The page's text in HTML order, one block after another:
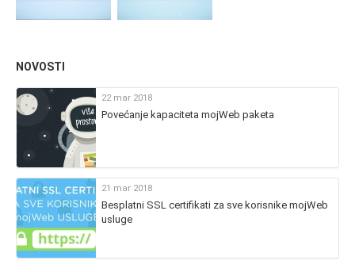
NOVOSTI
22 mar 2018
Povećanje kapaciteta mojWeb paketa
21 mar 2018
Besplatni SSL certifikati za sve korisnike mojWeb
usluge